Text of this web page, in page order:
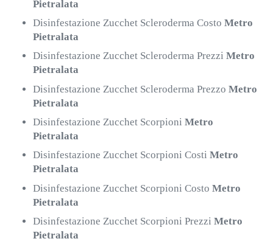
Pietralata
Disinfestazione Zucchet Scleroderma CostoMetro
Pietralata
Disinfestazione Zucchet Scleroderma PrezziMetro
Pietralata
Disinfestazione Zucchet Scleroderma PrezzoMetro
Pietralata
Disinfestazione Zucchet ScorpioniMetro
Pietralata
Disinfestazione Zucchet Scorpioni CostiMetro
Pietralata
Disinfestazione Zucchet Scorpioni CostoMetro
Pietralata
Disinfestazione Zucchet Scorpioni PrezziMetro
Pietralata